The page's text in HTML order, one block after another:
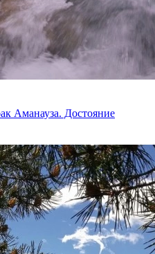
Аманауза. Достояние